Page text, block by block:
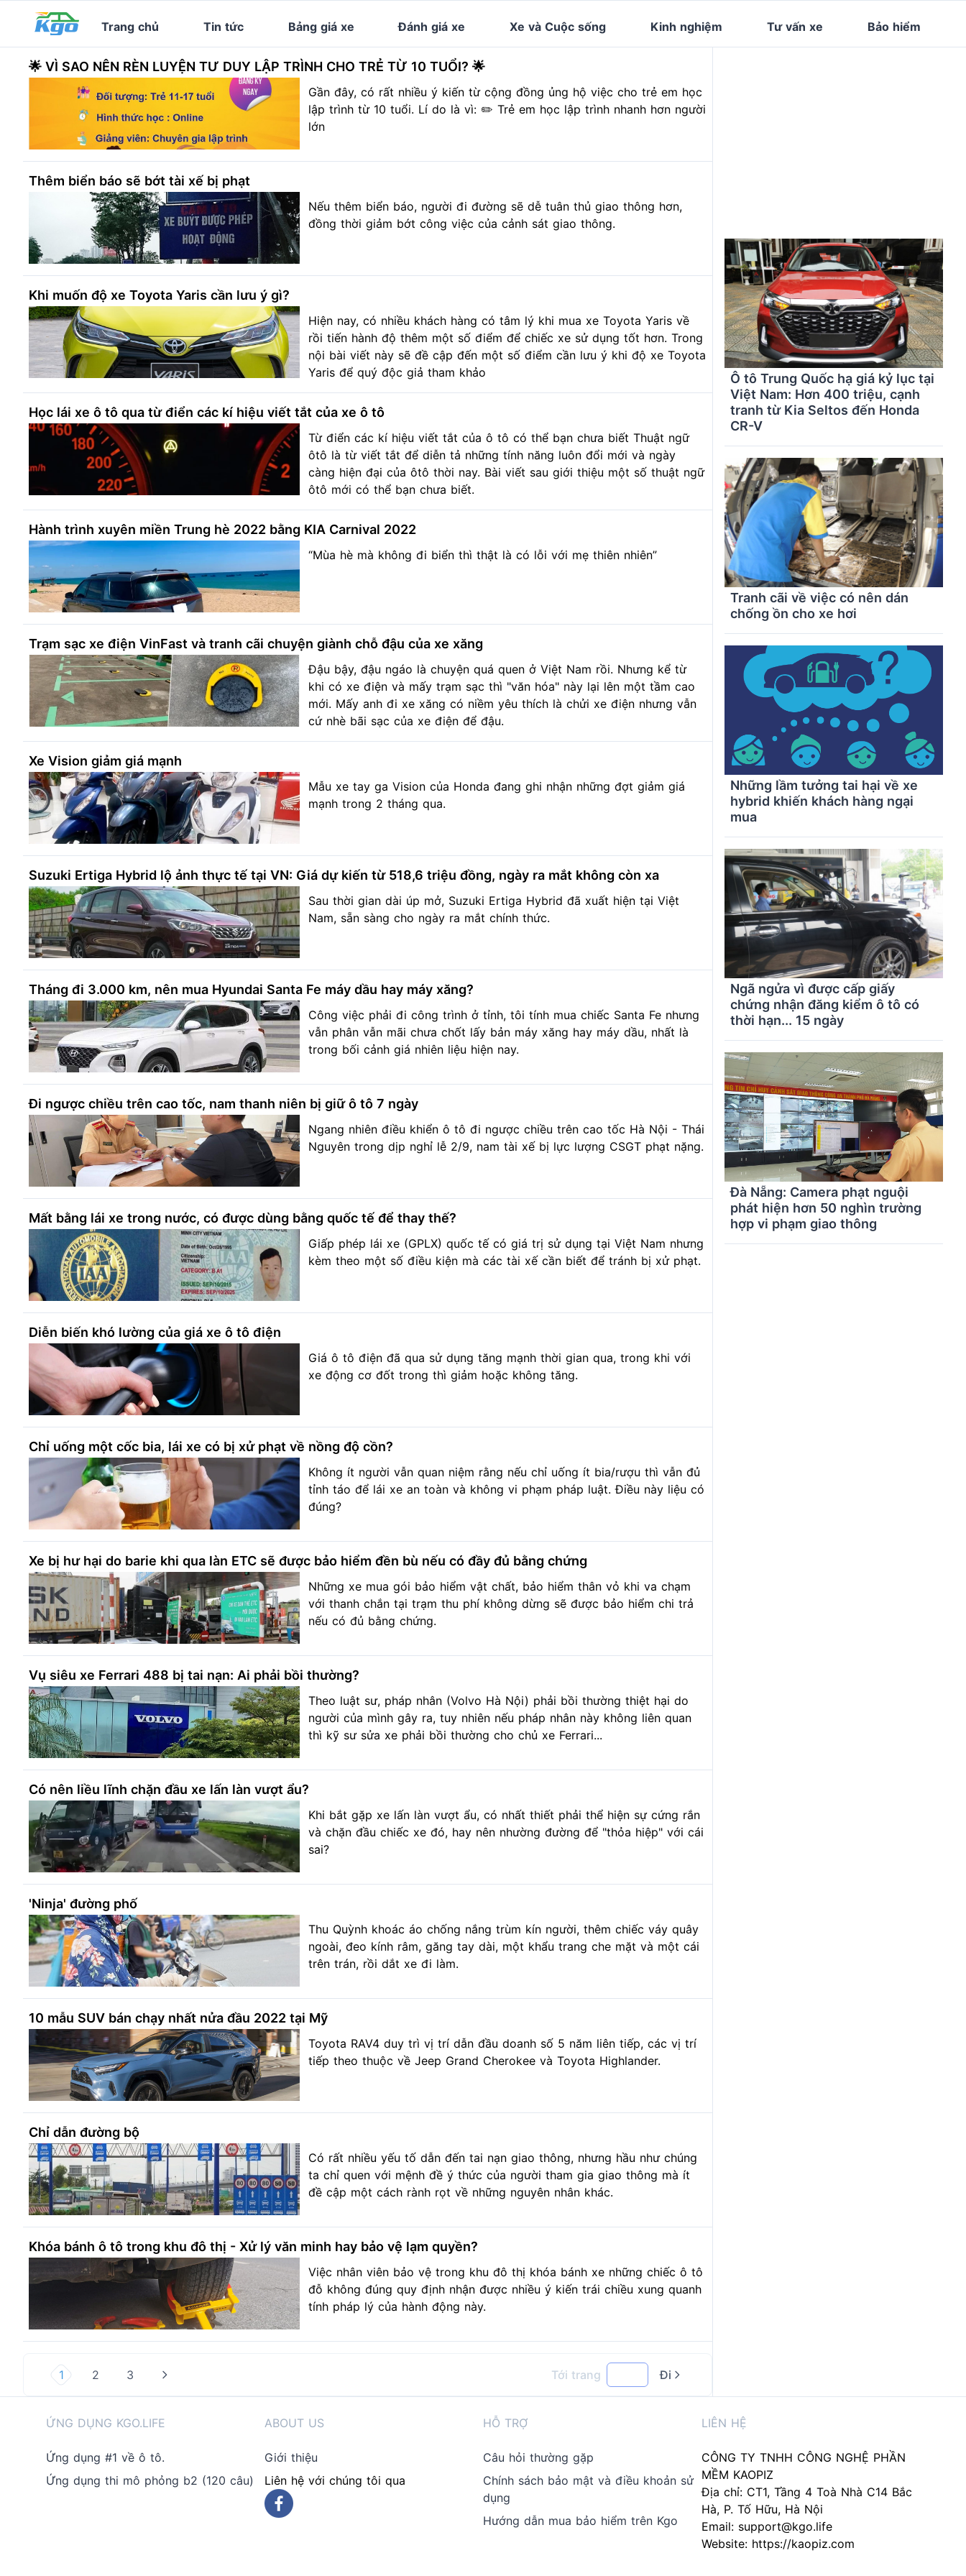
Trang chủ Tin tức Bảng giá xe Đánh giá xe Xe và Cuộc sống Kinh nghiệm Tư vấn xe Bảo hiểm
🌟 VÌ SAO NÊN RÈN LUYỆN TƯ DUY LẬP TRÌNH CHO TRẺ TỪ 10 TUỔI? 🌟
Gần đây, có rất nhiều ý kiến từ cộng đồng ủng hộ việc cho trẻ em học
lập trình từ 10 tuổi. Lí do là vì: ✏️ Trẻ em học lập trình nhanh hơn người
lớn
Thêm biển báo sẽ bớt tài xế bị phạt
Nếu thêm biển báo, người đi đường sẽ dễ tuân thủ giao thông hơn,
đồng thời giảm bớt công việc của cảnh sát giao thông.
Khi muốn độ xe Toyota Yaris cần lưu ý gì?
Hiện nay, có nhiều khách hàng có tâm lý khi mua xe Toyota Yaris về
rồi tiến hành độ thêm một số điểm để chiếc xe sử dụng tốt hơn. Trong
nội bài viết này sẽ đề cập đến một số điểm cần lưu ý khi độ xe Toyota
Yaris để quý độc giả tham khảo
Học lái xe ô tô qua từ điển các kí hiệu viết tắt của xe ô tô
Từ điển các kí hiệu viết tắt của ô tô có thể bạn chưa biết Thuật ngữ
ôtô là từ viết tắt để diễn tả những tính năng luôn đổi mới và ngày
càng hiện đại của ôtô thời nay. Bài viết sau giới thiệu một số thuật ngữ
ôtô mới có thể bạn chưa biết.
Hành trình xuyên miền Trung hè 2022 bằng KIA Carnival 2022
“Mùa hè mà không đi biển thì thật là có lỗi với mẹ thiên nhiên”
Trạm sạc xe điện VinFast và tranh cãi chuyện giành chỗ đậu của xe xăng
Đậu bậy, đậu ngáo là chuyện quá quen ở Việt Nam rồi. Nhưng kể từ
khi có xe điện và mấy trạm sạc thì "văn hóa" này lại lên một tầm cao
mới. Mấy anh đi xe xăng có niềm yêu thích là chửi xe điện nhưng vẫn
cứ nhè bãi sạc của xe điện để đậu.
Xe Vision giảm giá mạnh
Mẫu xe tay ga Vision của Honda đang ghi nhận những đợt giảm giá
mạnh trong 2 tháng qua.
Suzuki Ertiga Hybrid lộ ảnh thực tế tại VN: Giá dự kiến từ 518,6 triệu đồng, ngày ra mắt không còn xa
Sau thời gian dài úp mở, Suzuki Ertiga Hybrid đã xuất hiện tại Việt
Nam, sẵn sàng cho ngày ra mắt chính thức.
Tháng đi 3.000 km, nên mua Hyundai Santa Fe máy dầu hay máy xăng?
Công việc phải đi công trình ở tỉnh, tôi tính mua chiếc Santa Fe nhưng
vẫn phân vẫn mãi chưa chốt lấy bản máy xăng hay máy dầu, nhất là
trong bối cảnh giá nhiên liệu hiện nay.
Đi ngược chiều trên cao tốc, nam thanh niên bị giữ ô tô 7 ngày
Ngang nhiên điều khiển ô tô đi ngược chiều trên cao tốc Hà Nội - Thái
Nguyên trong dịp nghỉ lễ 2/9, nam tài xế bị lực lượng CSGT phạt nặng.
Mất bằng lái xe trong nước, có được dùng bằng quốc tế để thay thế?
Giấp phép lái xe (GPLX) quốc tế có giá trị sử dụng tại Việt Nam nhưng
kèm theo một số điều kiện mà các tài xế cần biết để tránh bị xử phạt.
Diễn biến khó lường của giá xe ô tô điện
Giá ô tô điện đã qua sử dụng tăng mạnh thời gian qua, trong khi với
xe động cơ đốt trong thì giảm hoặc không tăng.
Chỉ uống một cốc bia, lái xe có bị xử phạt về nồng độ cồn?
Không ít người vẫn quan niệm rằng nếu chỉ uống ít bia/rượu thì vẫn đủ
tỉnh táo để lái xe an toàn và không vi phạm pháp luật. Điều này liệu có
đúng?
Xe bị hư hại do barie khi qua làn ETC sẽ được bảo hiểm đền bù nếu có đầy đủ bằng chứng
Những xe mua gói bảo hiểm vật chất, bảo hiểm thân vỏ khi va chạm
với thanh chắn tại trạm thu phí không dừng sẽ được bảo hiểm chi trả
nếu có đủ bằng chứng.
Vụ siêu xe Ferrari 488 bị tai nạn: Ai phải bồi thường?
Theo luật sư, pháp nhân (Volvo Hà Nội) phải bồi thường thiệt hại do
người của mình gây ra, tuy nhiên nếu pháp nhân này không liên quan
thì kỹ sư sửa xe phải bồi thường cho chủ xe Ferrari...
Có nên liều lĩnh chặn đầu xe lấn làn vượt ẩu?
Khi bắt gặp xe lấn làn vượt ẩu, có nhất thiết phải thể hiện sự cứng rắn
và chặn đầu chiếc xe đó, hay nên nhường đường để "thỏa hiệp" với cái
sai?
'Ninja' đường phố
Thu Quỳnh khoác áo chống nắng trùm kín người, thêm chiếc váy quây
ngoài, đeo kính râm, găng tay dài, một khẩu trang che mặt và một cái
trên trán, rồi dắt xe đi làm.
10 mẫu SUV bán chạy nhất nửa đầu 2022 tại Mỹ
Toyota RAV4 duy trì vị trí dẫn đầu doanh số 5 năm liên tiếp, các vị trí
tiếp theo thuộc về Jeep Grand Cherokee và Toyota Highlander.
Chỉ dẫn đường bộ
Có rất nhiều yếu tố dẫn đến tai nạn giao thông, nhưng hầu như chúng
ta chỉ quen với mệnh đề ý thức của người tham gia giao thông mà ít
đề cập một cách rành rọt về những nguyên nhân khác.
Khóa bánh ô tô trong khu đô thị - Xử lý văn minh hay bảo vệ lạm quyền?
Việc nhân viên bảo vệ trong khu đô thị khóa bánh xe những chiếc ô tô
đỗ không đúng quy định nhận được nhiều ý kiến trái chiều xung quanh
tính pháp lý của hành động này.
1 2 3 Tới trang Đi
Ô tô Trung Quốc hạ giá kỷ lục tại
Việt Nam: Hơn 400 triệu, cạnh
tranh từ Kia Seltos đến Honda
CR-V
Tranh cãi về việc có nên dán
chống ồn cho xe hơi
Những lầm tưởng tai hại về xe
hybrid khiến khách hàng ngại
mua
Ngã ngửa vì được cấp giấy
chứng nhận đăng kiểm ô tô có
thời hạn... 15 ngày
Đà Nẵng: Camera phạt nguội
phát hiện hơn 50 nghìn trường
hợp vi phạm giao thông
ỨNG DỤNG KGO.LIFE
Ứng dụng #1 về ô tô.
Ứng dụng thi mô phỏng b2 (120 câu)
ABOUT US
Giới thiệu
Liên hệ với chúng tôi qua
HỖ TRỢ
Câu hỏi thường gặp
Chính sách bảo mật và điều khoản sử
dụng
Hướng dẫn mua bảo hiểm trên Kgo
LIÊN HỆ
CÔNG TY TNHH CÔNG NGHỆ PHẦN
MỀM KAOPIZ
Địa chỉ: CT1, Tầng 4 Toà Nhà C14 Bắc
Hà, P. Tố Hữu, Hà Nội
Email: support@kgo.life
Website: https://kaopiz.com